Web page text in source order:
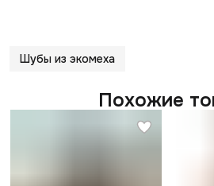
Шубы из экомеха
Похожие